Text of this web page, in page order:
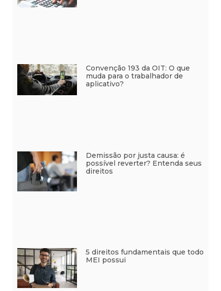
Convenção 193 da OIT: O que
muda para o trabalhador de
aplicativo?
Demissão por justa causa: é
possível reverter? Entenda seus
direitos
5 direitos fundamentais que todo
MEI possui